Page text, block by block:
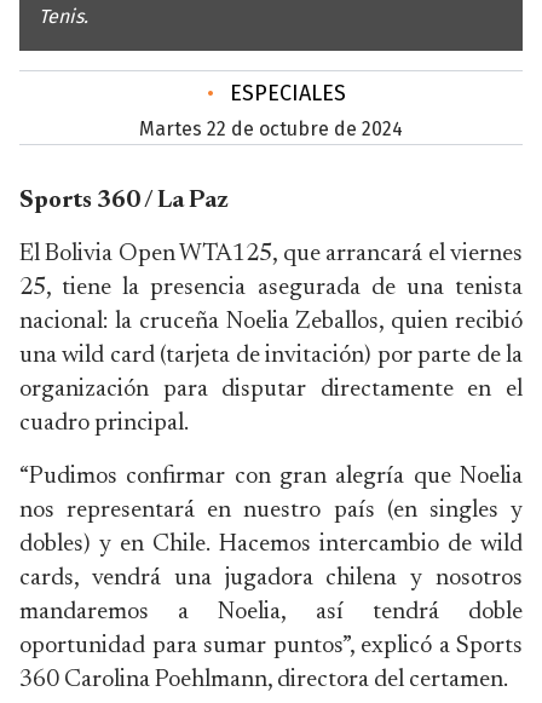
Tenis.
• ESPECIALES
martes 22 de octubre de 2024
Sports 360 / La Paz
El Bolivia Open WTA125, que arrancará el viernes
25, tiene la presencia asegurada de una tenista
nacional: la cruceña Noelia Zeballos, quien recibió
una wild card (tarjeta de invitación) por parte de la
organización para disputar directamente en el
cuadro principal.
“Pudimos confirmar con gran alegría que Noelia
nos representará en nuestro país (en singles y
dobles) y en Chile. Hacemos intercambio de wild
cards, vendrá una jugadora chilena y nosotros
mandaremos a Noelia, así tendrá doble
oportunidad para sumar puntos”, explicó a Sports
360 Carolina Poehlmann, directora del certamen.